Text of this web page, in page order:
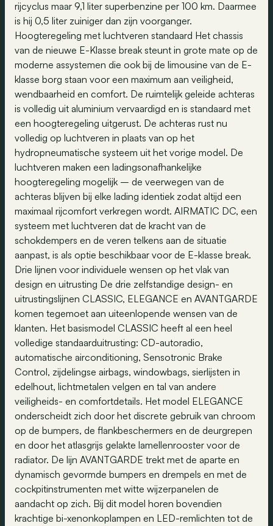
rijcyclus maar 9,1 liter superbenzine per 100 km. Daarmee
is hij 0,5 liter zuiniger dan zijn voorganger.
Hoogteregeling met luchtveren standaard Het chassis
van de nieuwe E-Klasse break steunt in grote mate op de
moderne assystemen die ook bij de limousine van de E-
klasse borg staan voor een maximum aan veiligheid,
wendbaarheid en comfort. De ruimtelijk geleide achteras
is volledig uit aluminium vervaardigd en is standaard met
een hoogteregeling uitgerust. De achteras rust nu
volledig op luchtveren in plaats van op het
hydropneumatische systeem uit het vorige model. De
luchtveren maken een ladingsonafhankelijke
hoogteregeling mogelijk – de veerwegen van de
achteras blijven bij elke lading identiek zodat altijd een
maximaal rijcomfort verkregen wordt. AIRMATIC DC, een
systeem met luchtveren dat de kracht van de
schokdempers en de veren telkens aan de situatie
aanpast, is als optie beschikbaar voor de E-klasse break.
Drie lijnen voor individuele wensen op het vlak van
design en uitrusting De drie zelfstandige design- en
uitrustingslijnen CLASSIC, ELEGANCE en AVANTGARDE
komen tegemoet aan uiteenlopende wensen van de
klanten. Het basismodel CLASSIC heeft al een heel
volledige standaarduitrusting: CD-autoradio,
automatische airconditioning, Sensotronic Brake
Control, zijdelingse airbags, windowbags, sierlijsten in
edelhout, lichtmetalen velgen en tal van andere
veiligheids- en comfortdetails. Het model ELEGANCE
onderscheidt zich door het discrete gebruik van chroom
op de bumpers, de flankbeschermers en de deurgrepen
en door het atlasgrijs gelakte lamellenrooster voor de
radiator. De lijn AVANTGARDE trekt met de aparte en
dynamisch gevormde bumpers en drempels en met de
cockpitinstrumenten met witte wijzerpanelen de
aandacht op zich. Bij dit model horen bovendien
krachtige bi-xenonkoplampen en LED-remlichten tot de